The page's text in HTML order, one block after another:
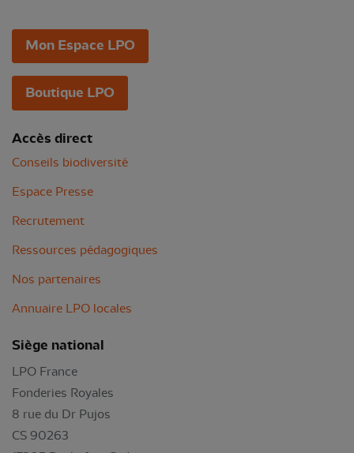
Mon Espace LPO
Boutique LPO
Accès direct
Conseils biodiversité
Espace Presse
Recrutement
Ressources pédagogiques
Nos partenaires
Annuaire LPO locales
Siège national
LPO France
Fonderies Royales
8 rue du Dr Pujos
CS 90263